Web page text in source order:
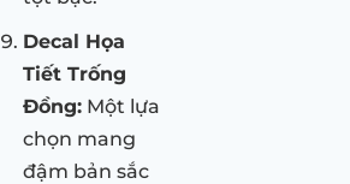
Decal Họa
Tiết Trống
Đồng: Một lựa
chọn mang
đậm bản sắc